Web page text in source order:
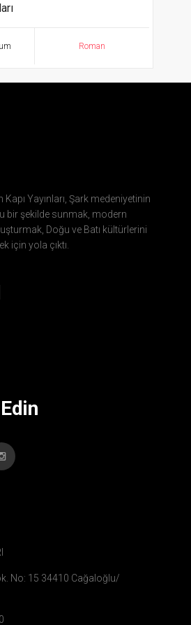
Roman
Kapı Yayınları, Şark medeniyetinin
bir şekilde sunmak, modern
Doğu ve Batı kültürlerini
için yola çıktı.
No: 15 34410 Cağaloğlu/